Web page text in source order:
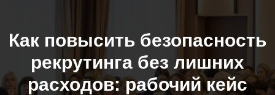
Как повысить безопасность
рекрутинга без лишних
расходов: рабочий кейс